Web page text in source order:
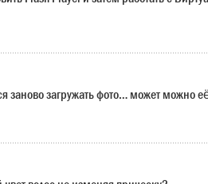
заново загружать фото… может можно